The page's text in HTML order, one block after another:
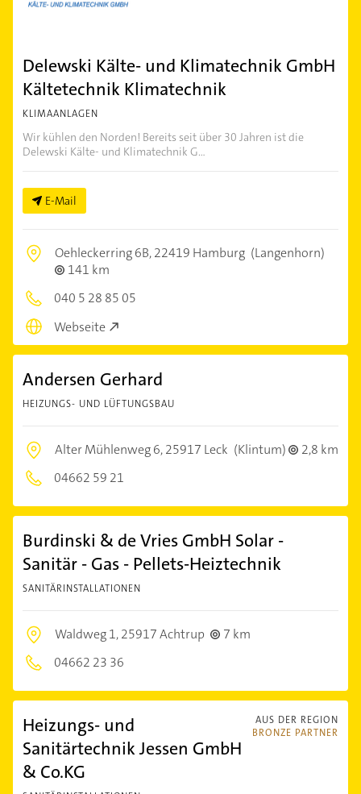
Delewski Kälte- und Klimatechnik GmbH
Kältetechnik Klimatechnik
KLIMAANLAGEN
Wir kühlen den Norden! Bereits seit über 30 Jahren ist die
Delewski Kälte- und Klimatechnik G...
E-Mail
Oehleckerring 6B,22419 Hamburg (Langenhorn)
141 km
040 5 28 85 05
Webseite
Andersen Gerhard
HEIZUNGS- UND LÜFTUNGSBAU
Alter Mühlenweg 6,25917 Leck (Klintum)
2,8 km
04662 59 21
Burdinski & de Vries GmbH Solar -
Sanitär - Gas - Pellets-Heiztechnik
SANITÄRINSTALLATIONEN
Waldweg 1,25917 Achtrup
7 km
04662 23 36
AUS DER REGION
BRONZE PARTNER
Heizungs- und
Sanitärtechnik Jessen GmbH
& Co.KG